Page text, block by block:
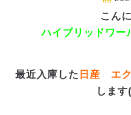
こん
ハイブリッドワ
最近入庫した 日産 エ
しま